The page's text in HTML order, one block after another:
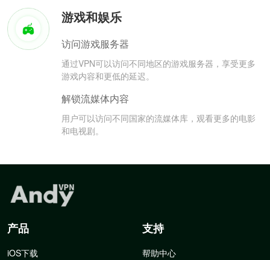
游戏和娱乐
访问游戏服务器
通过VPN可以访问不同地区的游戏服务器，享受更多
游戏内容和更低的延迟。
解锁流媒体内容
用户可以访问不同国家的流媒体库，观看更多的电影
和电视剧。
产品
iOS下载
支持
帮助中心